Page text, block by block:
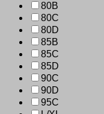
80B
80C
80D
85B
85C
85D
90C
90D
95C